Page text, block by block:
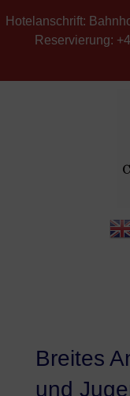
Hotelanschrift:
Reservierung:
Breites
und